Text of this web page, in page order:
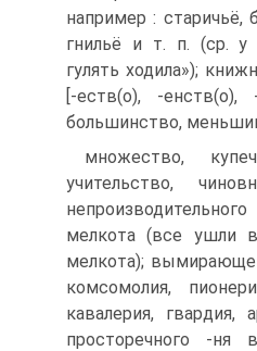
например : старичьё,
гнильё и т. п. (ср. у
гулять ходила»);
[-еств(о), -енств(о),
большинство,
множество,
учительство,
мелкота (все ушли
мелкота);
комсомолия,
кавалерия, гвардия,
просторечного -ня